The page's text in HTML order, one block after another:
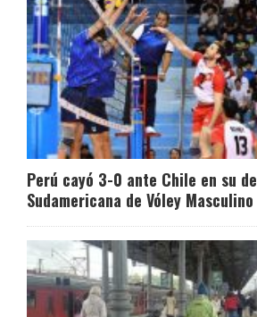
Perú cayó 3-0 ante Chile en su
Sudamericana de Vóley Masculino